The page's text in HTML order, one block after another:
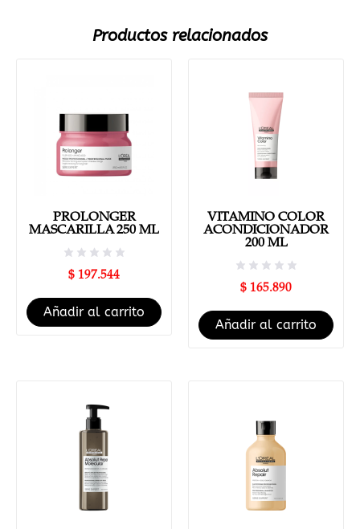
Productos relacionados
PROLONGER
MASCARILLA 250 ML
$ 197.544
Añadir al carrito
VITAMINO COLOR
ACONDICIONADOR
200 ML
$ 165.890
Añadir al carrito